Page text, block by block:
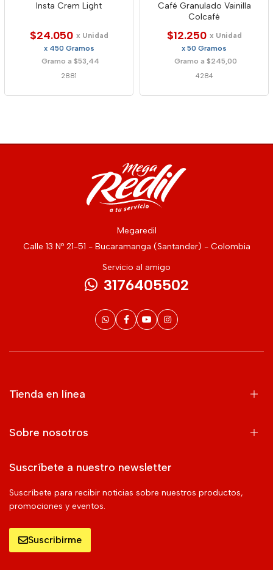
Insta Crem Light
$24.050 x Unidad
x 450 Gramos
Gramo a $53,44
2881
Café Granulado Vainilla
Colcafé
$12.250 x Unidad
x 50 Gramos
Gramo a $245,00
4284
Megaredil
Calle 13 Nº 21-51 - Bucaramanga (Santander) - Colombia
Servicio al amigo
3176405502
Tienda en línea
Sobre nosotros
Suscríbete a nuestro newsletter
Suscríbete para recibir noticias sobre nuestros productos,
promociones y eventos.
Suscribirme